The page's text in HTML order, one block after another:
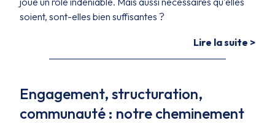
soient, sont-elles bien suffisantes ?
Lire la suite >
Engagement, structuration,
communauté : notre cheminement